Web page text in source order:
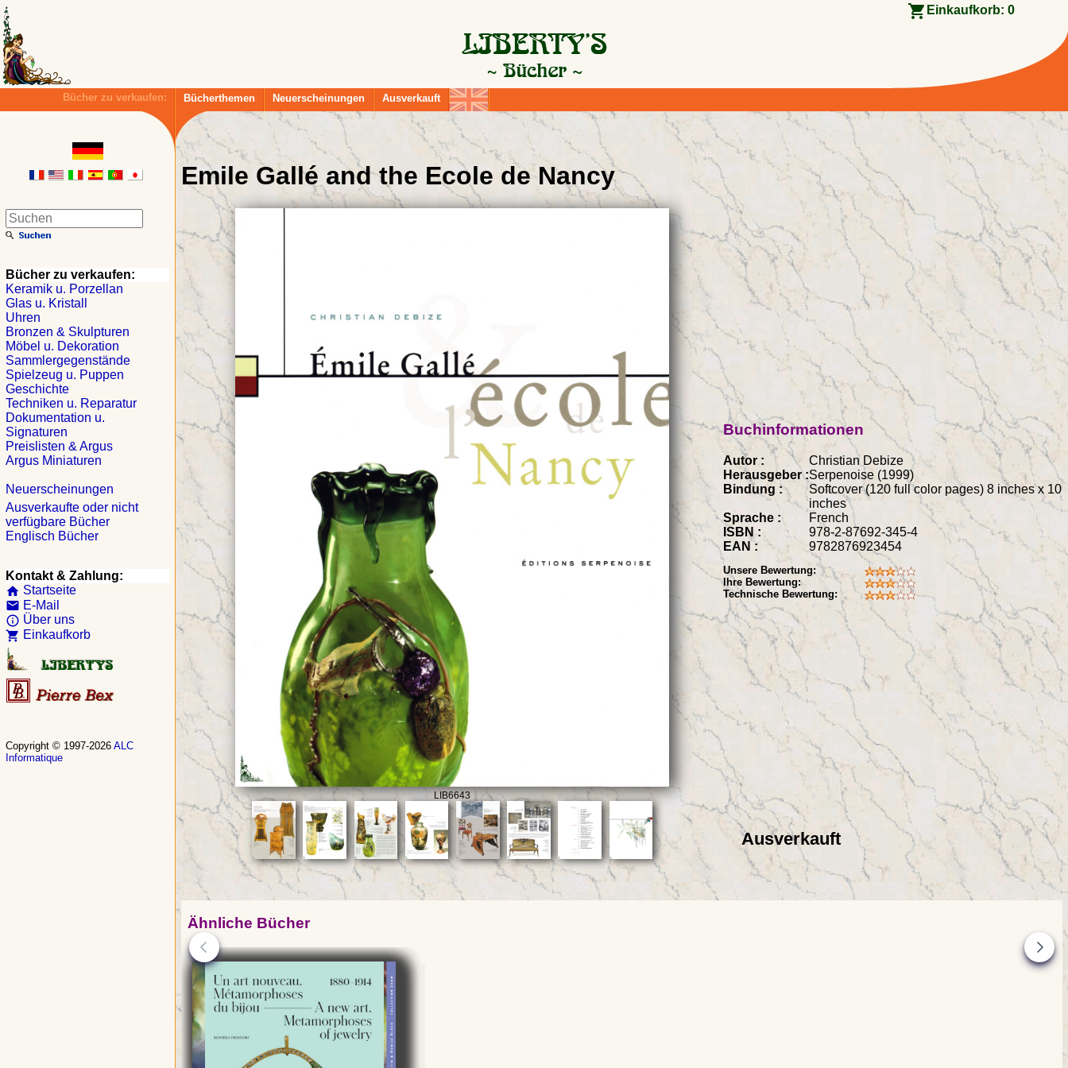
Einkaufkorb: 0
Bücher zu verkaufen: Bücherthemen Neuerscheinungen Ausverkauft
Emile Gallé and the Ecole de Nancy
LIB6643
Ausverkauft
Buchinformationen
Autor :
Christian Debize
Herausgeber :Serpenoise (1999)
Bindung :
Softcover (120 full color pages) 8 inches x 10
inches
Sprache :
French
ISBN :
978-2-87692-345-4
EAN :
9782876923454
Unsere Bewertung:
Ihre Bewertung:
Technische Bewertung:
Ähnliche Bücher
Bücher zu verkaufen:
Keramik u. Porzellan
Glas u. Kristall
Uhren
Bronzen & Skulpturen
Möbel u. Dekoration
Sammlergegenstände
Spielzeug u. Puppen
Geschichte
Techniken u. Reparatur
Dokumentation u.
Signaturen
Preislisten & Argus
Argus Miniaturen
Neuerscheinungen
Ausverkaufte oder nicht
verfügbare Bücher
Englisch Bücher
Kontakt & Zahlung:
home Startseite
email E-Mail
info_outline Über uns
shopping_cart Einkaufkorb
Copyright © 1997-2026 ALC
Informatique